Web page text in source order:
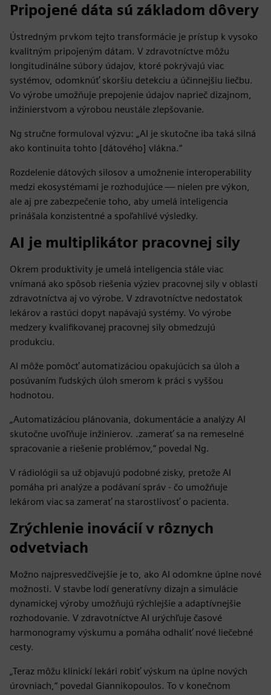
Pripojené dáta sú základom dôvery
Ústredným prvkom tejto transformácie je prístup k vysoko
kvalitným pripojeným dátam. V zdravotníctve môžu
longitudinálne súbory údajov, ktoré pokrývajú viac
systémov, odomknúť skoršiu detekciu a účinnejšiu liečbu.
Vo výrobe umožňuje prepojenie údajov naprieč dizajnom,
inžinierstvom a výrobou neustále zlepšovanie.
Ng stručne formuloval výzvu: „AI je skutočne iba taká silná
ako kontinuita tohto [dátového] vlákna.“
Rozdelenie dátových silosov a umožnenie interoperability
medzi ekosystémami je rozhodujúce — nielen pre výkon,
ale aj pre zabezpečenie toho, aby umelá inteligencia
prinášala konzistentné a spoľahlivé výsledky.
AI je multiplikátor pracovnej sily
Okrem produktivity je umelá inteligencia stále viac
vnímaná ako spôsob riešenia výziev pracovnej sily v oblasti
zdravotníctva aj vo výrobe. V zdravotníctve nedostatok
lekárov a rastúci dopyt napávajú systémy. Vo výrobe
medzery kvalifikovanej pracovnej sily obmedzujú
produkciu.
AI môže pomôcť automatizáciou opakujúcich sa úloh a
posúvaním ľudských úloh smerom k práci s vyššou
hodnotou.
„Automatizáciou plánovania, dokumentácie a analýzy AI
skutočne uvoľňuje inžinierov. .zamerať sa na remeselné
spracovanie a riešenie problémov,“ povedal Ng.
V rádiológii sa už objavujú podobné zisky, pretože AI
pomáha pri analýze a podávaní správ - čo umožňuje
lekárom viac sa zamerať na starostlivosť o pacienta.
Zrýchlenie inovácií v rôznych
odvetviach
Možno najpresvedčivejšie je to, ako AI odomkne úplne nové
možnosti. V stavbe lodí generatívny dizajn a simulácie
dynamickej výroby umožňujú rýchlejšie a adaptívnejšie
rozhodovanie. V zdravotníctve AI urýchľuje časové
harmonogramy výskumu a pomáha odhaliť nové liečebné
cesty.
„Teraz môžu klinickí lekári robiť výskum na úplne nových
úrovniach,“ povedal Giannikopoulos. To v konečnom